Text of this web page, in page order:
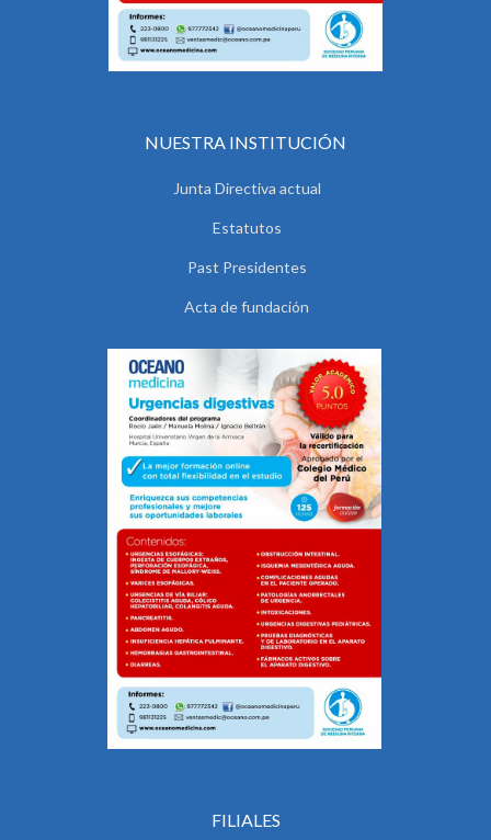
NUESTRA INSTITUCIÓN
Junta Directiva actual
Estatutos
Past Presidentes
Acta de fundación
FILIALES